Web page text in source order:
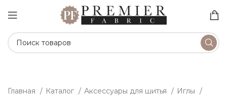
Главная Каталог Аксессуары для шитья
Иглы